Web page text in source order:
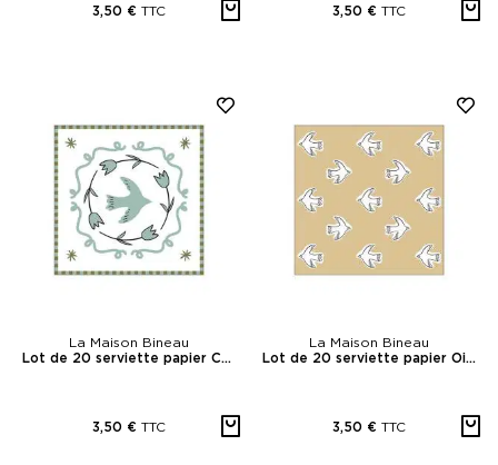
3,50 € TTC 3,50 € TTC
La Maison Bineau
Lot de 20 serviette papier Colombe Bleu
3,50 € TTC
La Maison Bineau
Lot de 20 serviette papier Oiseaux
3,50 € TTC